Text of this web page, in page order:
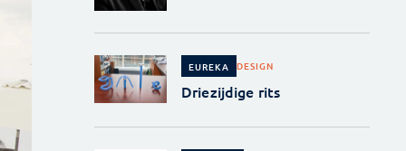
EUREKA DESIGN
Driezijdige rits